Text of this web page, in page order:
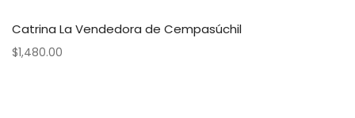
Catrina La Vendedora de Cempasúchil
$1,480.00